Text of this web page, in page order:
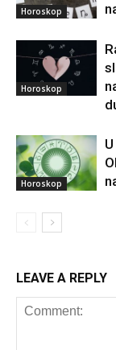
Horoskop
Horoskop
Horoskop
LEAVE A REPLY